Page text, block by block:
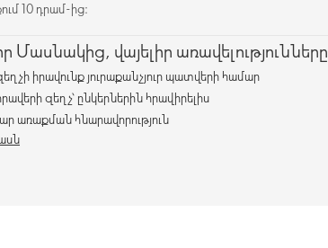
10 դրամ-ից։
Մասնակից, վայելիր առավելությունները
իրավունք յուրաքանչյուր պատվերի համար
զեղչ՝ ընկերներին հրավիրելիս
առաքման հնարավորություն